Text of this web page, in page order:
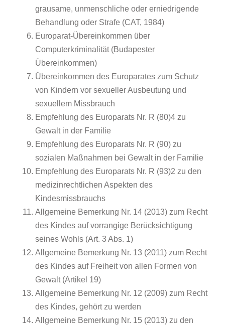
grausame, unmenschliche oder erniedrigende
Behandlung oder Strafe (CAT, 1984)
Europarat-Übereinkommen über
Computerkriminalität (Budapester
Übereinkommen)
Übereinkommen des Europarates zum Schutz
von Kindern vor sexueller Ausbeutung und
sexuellem Missbrauch
Empfehlung des Europarats Nr. R (80)4 zu
Gewalt in der Familie
Empfehlung des Europarats Nr. R (90) zu
sozialen Maßnahmen bei Gewalt in der Familie
Empfehlung des Europarats Nr. R (93)2 zu den
medizinrechtlichen Aspekten des
Kindesmissbrauchs
Allgemeine Bemerkung Nr. 14 (2013) zum Recht
des Kindes auf vorrangige Berücksichtigung
seines Wohls (Art. 3 Abs. 1)
Allgemeine Bemerkung Nr. 13 (2011) zum Recht
des Kindes auf Freiheit von allen Formen von
Gewalt (Artikel 19)
Allgemeine Bemerkung Nr. 12 (2009) zum Recht
des Kindes, gehört zu werden
Allgemeine Bemerkung Nr. 15 (2013) zu den